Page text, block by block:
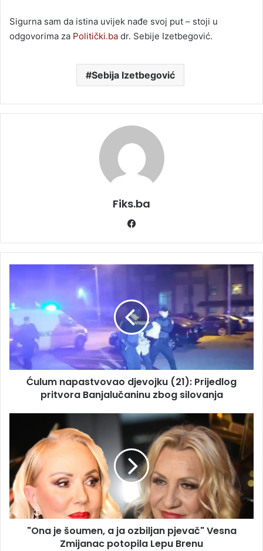
Sigurna sam da istina uvijek nađe svoj put – stoji u
odgovorima za Politički.ba dr. Sebije Izetbegović.
Sebija Izetbegović
Fiks.ba
(21):
Prijedlog
pritvora
Banjalučaninu
zbog
silovanja
Ćulum napastvovao djevojku (21): Prijedlog
pritvora Banjalučaninu zbog silovanja
šoumen,
ozbiljan
pjevač"
Vesna
Zmijanac
potopila"Ona je šoumen, a ja ozbiljan pjevač" Vesna
Zmijanac potopila Lepu Brenu